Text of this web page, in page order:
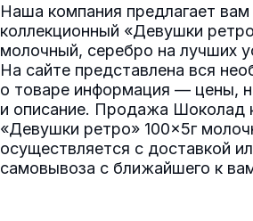
Наша компания предлагает
коллекционный «Девушки
молочный, серебро на лучших
На сайте представлена вся
о товаре информация — цены,
и описание. Продажа Шоколад
«Девушки ретро» 100×5г
осуществляется с доставкой
самовывоза с ближайшего к